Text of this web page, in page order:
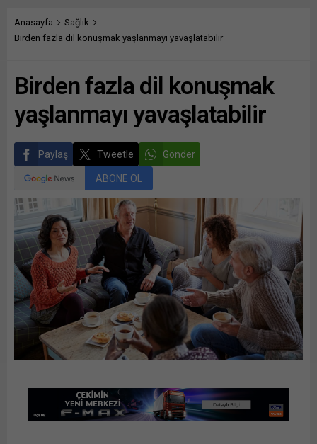
Anasayfa
Sağlık
Birden fazla dil konuşmak yaşlanmayı yavaşlatabilir
Birden fazla dil konuşmak
yaşlanmayı yavaşlatabilir
Paylaş Tweetle Gönder
ABONE OL